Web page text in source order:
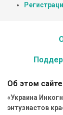
Об этом сайте
«Украина
энтузиастов